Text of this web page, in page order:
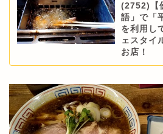
(2752)【
語」で「
を利用し
ェスタイ
お店！